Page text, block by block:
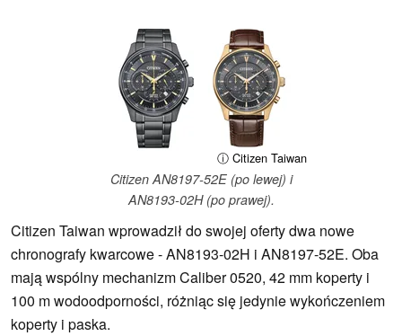
ⓘ Citizen Taiwan
Citizen AN8197-52E (po lewej) i
AN8193-02H (po prawej).
Citizen Taiwan wprowadził do swojej oferty dwa nowe
chronografy kwarcowe - AN8193-02H i AN8197-52E. Oba
mają wspólny mechanizm Caliber 0520, 42 mm koperty i
100 m wodoodporności, różniąc się jedynie wykończeniem
koperty i paska.